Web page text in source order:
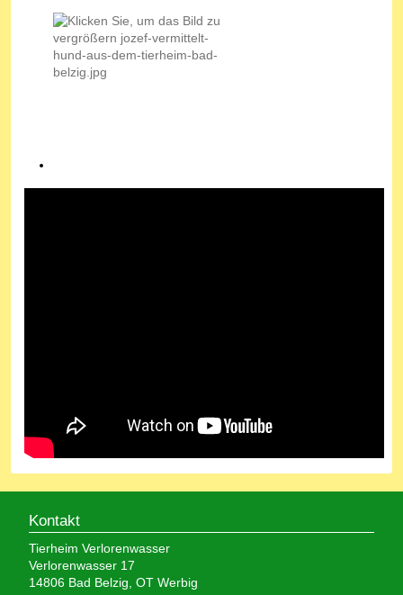
Kontakt
Tierheim Verlorenwasser
Verlorenwasser 17
14806 Bad Belzig, OT Werbig